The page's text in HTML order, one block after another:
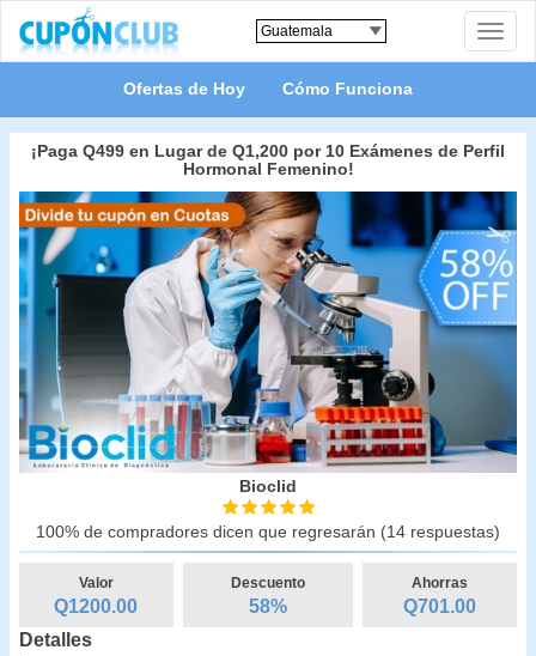
Toggle
Ofertas de Hoy Cómo Funciona
¡Paga Q499 en Lugar de Q1,200 por 10 Exámenes de Perfil
Hormonal Femenino!
Bioclid
100% de compradores dicen que regresarán (14 respuestas)
Valor
Q1200.00
Descuento
58%
Ahorras
Q701.00
Detalles